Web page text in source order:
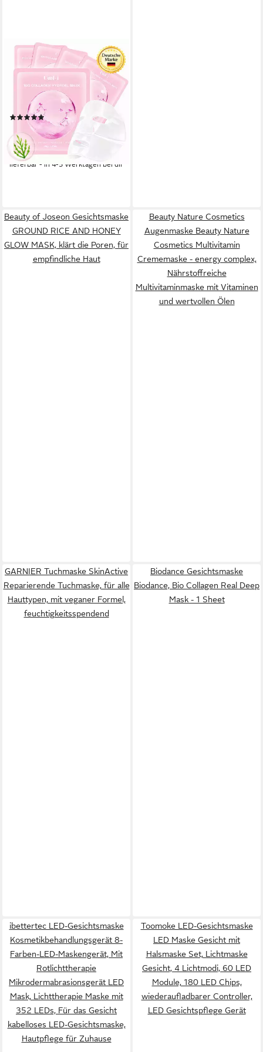
COOL-I ®
Gesichtsmaske Bio Collagen
Real Deep Maske – 5 Stück,
Collagen &
Kupferpeptide,Beruhigende
und feuchtigkeitsspendende
Pflege
9,99 €
19,99 €
(2,00 €/ 1 Stk)
-50%
lieferbar - in 4-5 Werktagen bei dir
Beauty of Joseon Gesichtsmaske
GROUND RICE AND HONEY
GLOW MASK, klärt die Poren, für
empfindliche Haut
Beauty Nature Cosmetics
Augenmaske Beauty Nature
Cosmetics Multivitamin
Crememaske - energy complex,
Nährstoffreiche
Multivitaminmaske mit Vitaminen
und wertvollen Ölen
GARNIER Tuchmaske SkinActive
Reparierende Tuchmaske, für alle
Hauttypen, mit veganer Formel,
feuchtigkeitsspendend
Biodance Gesichtsmaske
Biodance, Bio Collagen Real Deep
Mask - 1 Sheet
ibettertec LED-Gesichtsmaske
Kosmetikbehandlungsgerät 8-
Farben-LED-Maskengerät, Mit
Rotlichttherapie
Mikrodermabrasionsgerät LED
Mask, Lichttherapie Maske mit
352 LEDs, Für das Gesicht
kabelloses LED-Gesichtsmaske,
Hautpflege für Zuhause
Toomoke LED-Gesichtsmaske
LED Maske Gesicht mit
Halsmaske Set, Lichtmaske
Gesicht, 4 Lichtmodi, 60 LED
Module, 180 LED Chips,
wiederaufladbarer Controller,
LED Gesichtspflege Gerät